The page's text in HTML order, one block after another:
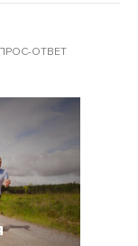
ОТВЕТ
темам